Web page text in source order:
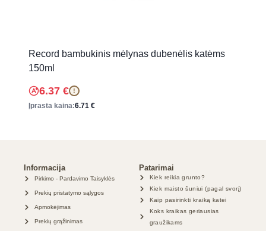
Record bambukinis mėlynas dubenėlis katėms
150ml
6.37 € !
Įprasta kaina:6.71 €
Informacija
Pirkimo - Pardavimo Taisyklės
Prekių pristatymo sąlygos
Apmokėjimas
Prekių grąžinimas
Patarimai
Kiek reikia grunto?
Kiek maisto šuniui (pagal svorį)
Kaip pasirinkti kraiką katei
Koks kraikas geriausias
graužikams